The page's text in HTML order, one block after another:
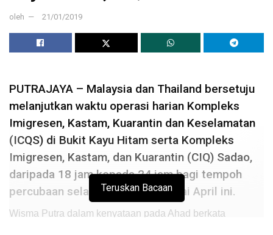
oleh 21/01/2019
PUTRAJAYA – Malaysia dan Thailand bersetuju
melanjutkan waktu operasi harian Kompleks
Imigresen, Kastam, Kuarantin dan Keselamatan
(ICQS) di Bukit Kayu Hitam serta Kompleks
Imigresen, Kastam, dan Kuarantin (CIQ) Sadao,
daripada 18 jam kepada 24 jam bagi tempoh
percubaan selama tiga bulan mulai April ini.
Wisma Putra dalam kenyataan pada Ahad berkata
Teruskan Bacaan